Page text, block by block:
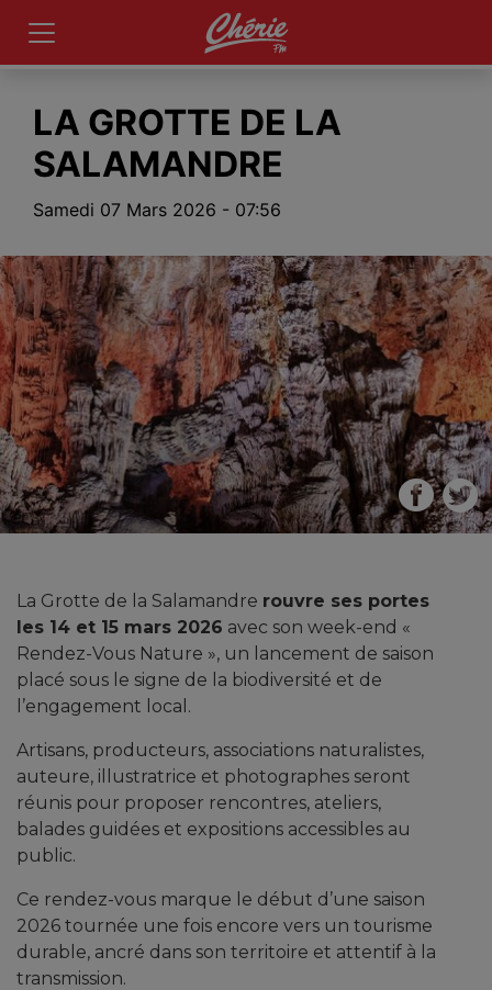
LA GROTTE DE LA
SALAMANDRE
Samedi 07 Mars 2026 - 07:56
La Grotte de la Salamandre rouvre ses portes
les 14 et 15 mars 2026 avec son week-end «
Rendez-Vous Nature », un lancement de saison
placé sous le signe de la biodiversité et de
l’engagement local.
Artisans, producteurs, associations naturalistes,
auteure, illustratrice et photographes seront
réunis pour proposer rencontres, ateliers,
balades guidées et expositions accessibles au
public.
Ce rendez-vous marque le début d’une saison
2026 tournée une fois encore vers un tourisme
durable, ancré dans son territoire et attentif à la
transmission.